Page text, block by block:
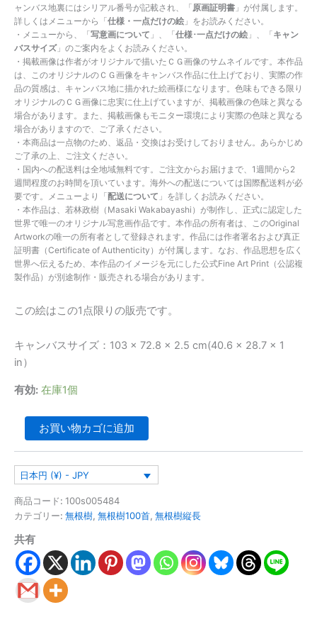
ャンバス地裏にはシリアル番号が記載され、「原画証明書 」が付属します。
詳しくはメニューから「仕様・一点だけの絵 」をお読みください。
・メニューから、「写意画について 」、「仕様･一点だけの絵 」、「キャン
バスサイズ」のご案内をよくお読みください。
・掲載画像は作者がオリジナルで描いたＣＧ画像のサムネイルです。本作品
は、このオリジナルのＣＧ画像をキャンバス作品に仕上げており、実際の作
品の質感は、キャンバス地に描かれた絵画様になります。色味もできる限り
オリジナルのＣＧ画像に忠実に仕上げていますが、掲載画像の色味と異なる
場合があります。また、掲載画像もモニター環境により実際の色味と異なる
場合がありますので、ご了承ください。
・本商品は一点物のため、返品・交換はお受けしておりません。あらかじめ
ご了承の上、ご注文ください。
・国内への配送料は全地域無料です。ご注文からお届けまで、1週間から2
週間程度のお時間を頂いています。海外への配送については国際配送料が必
要です。メニューより「配送について 」を詳しくお読みください。
・本作品は、若林政樹（Masaki Wakabayashi）が制作し、正式に認定した
世界で唯一のオリジナル写意画作品です。本作品の所有者は、このOriginal
Artworkの唯一の所有者として登録されます。作品には作者署名および真正
証明書（Certificate of Authenticity）が付属します。なお、作品思想を広く
世界へ伝えるため、本作品のイメージを元にした公式Fine Art Print（公認複
製作品）が別途制作・販売される場合があります。
この絵はこの1点限りの販売です。
キャンバスサイズ：103 × 72.8 × 2.5 cm(40.6 × 28.7 × 1
in）
有効: 在庫1個
お買い物カゴに追加
日本円 (¥) - JPY
商品コード: 100s005484
カテゴリー: 無根樹, 無根樹100首, 無根樹縦長
共有